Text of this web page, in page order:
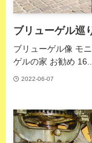
ブリューゲル巡
ブリューゲル像 モ
ゲルの家 お勧め
2022-06-07